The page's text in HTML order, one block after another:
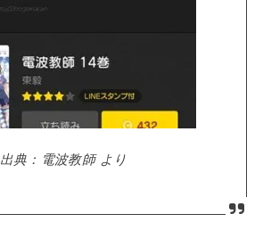
出典：電波教師 より